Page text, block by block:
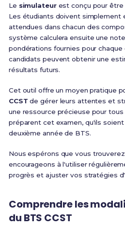
Le simulateurest conçu pour être
Les étudiants doivent simplement
attendues dans chacun des
système calculera ensuite une
pondérations fournies pour chaque
candidats peuvent obtenir une
résultats futurs.
Cet outil offre un moyen pratique
CCST de gérer leurs attentes et
une ressource précieuse pour
préparent cet examen, qu'ils
deuxième année de BTS.
Nous espérons que vous
encourageons à l'utiliser
progrès et ajuster vos stratégies
Comprendre les
du BTS CCST